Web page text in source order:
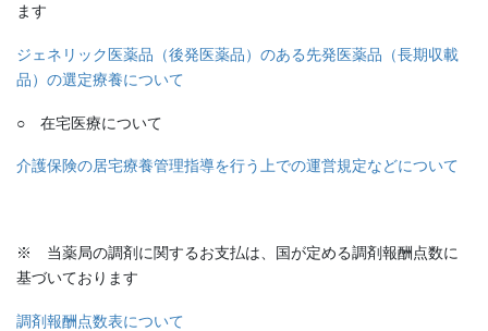
ます
ジェネリック医薬品（後発医薬品）のある先発医薬品（長期収載
品）の選定療養について
○ 在宅医療について
介護保険の居宅療養管理指導を行う上での運営規定などについて
※ 当薬局の調剤に関するお支払は、国が定める調剤報酬点数に
基づいております
調剤報酬点数表について